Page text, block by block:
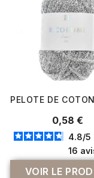
PELOTE DE
0,58 €
4.8/5
16
VOIR LE